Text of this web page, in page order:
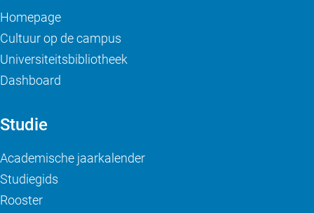
Homepage
Cultuur op de campus
Universiteitsbibliotheek
Dashboard
Studie
Academische jaarkalender
Studiegids
Rooster